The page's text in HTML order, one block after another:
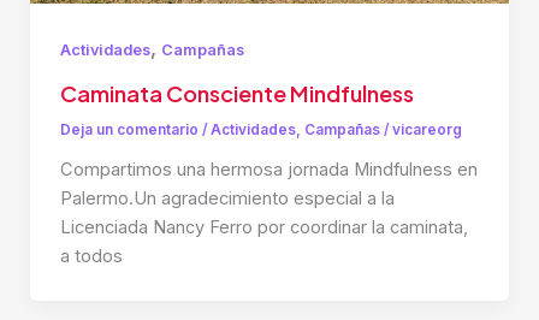
Actividades, Campañas
Caminata Consciente Mindfulness
Deja un comentario / Actividades, Campañas/ vicareorg
Compartimos una hermosa jornada Mindfulness en
Palermo.Un agradecimiento especial a la
Licenciada Nancy Ferro por coordinar la caminata,
a todos